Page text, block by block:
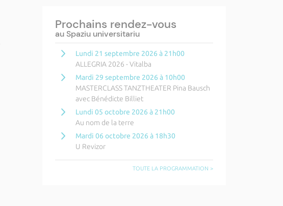
Prochains rendez-vous
au Spaziu universitariu
Lundi 21 septembre 2026 à 21h00
ALLEGRIA 2026 - Vitalba
Mardi 29 septembre 2026 à 10h00
MASTERCLASS TANZTHEATER Pina Bausch
avec Bénédicte Billiet
Lundi 05 octobre 2026 à 21h00
Au nom de la terre
Mardi 06 octobre 2026 à 18h30
U Revizor
TOUTE LA PROGRAMMATION >